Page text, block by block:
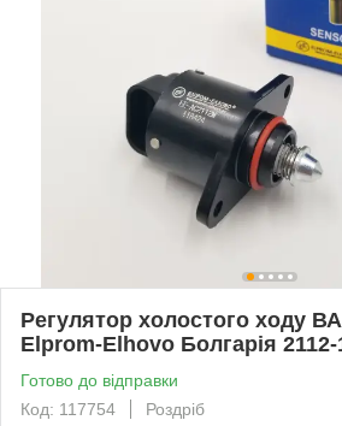
Регулятор холостого ходу
Elprom-Elhovo Болгарія 2112-
Готово до відправки
Код: 117754
Роздріб